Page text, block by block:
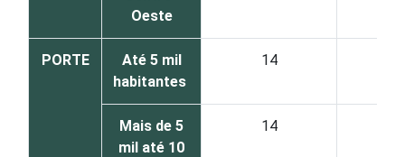
Oeste
PORTE
Até 5 mil
habitantes
14
Mais de 5
mil até 10
14